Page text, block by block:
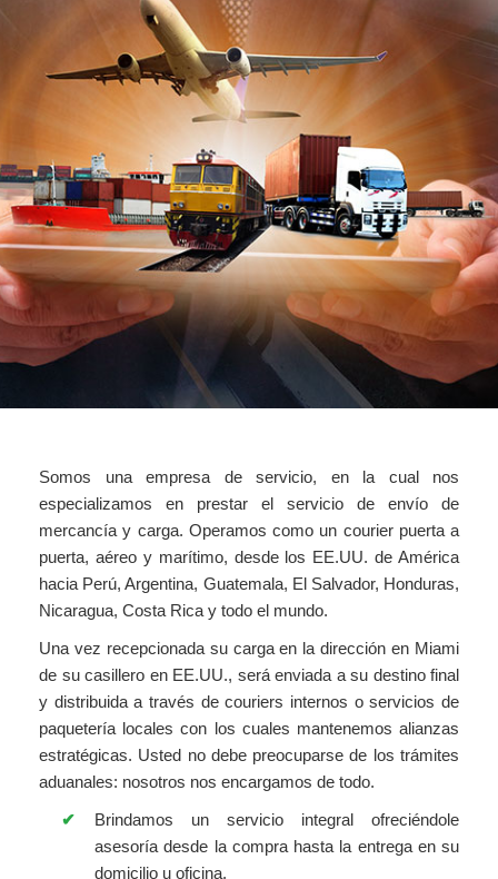
Somos una empresa de servicio, en la cual nos
especializamos en prestar el servicio de envío de
mercancía y carga. Operamos como un courier puerta a
puerta, aéreo y marítimo, desde los EE.UU. de América
hacia Perú, Argentina, Guatemala, El Salvador, Honduras,
Nicaragua, Costa Rica y todo el mundo.
Una vez recepcionada su carga en la dirección en Miami
de su casillero en EE.UU., será enviada a su destino final
y distribuida a través de couriers internos o servicios de
paquetería locales con los cuales mantenemos alianzas
estratégicas. Usted no debe preocuparse de los trámites
aduanales: nosotros nos encargamos de todo.
Brindamos un servicio integral ofreciéndole
asesoría desde la compra hasta la entrega en su
domicilio u oficina.